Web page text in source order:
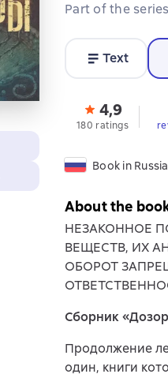
Part of the series
Text
4,9
180 ratings
Book in
About the
НЕЗАКОННОЕ
ВЕЩЕСТВ, ИХ
ОБОРОТ
Сборник
Продолжение
один, книги